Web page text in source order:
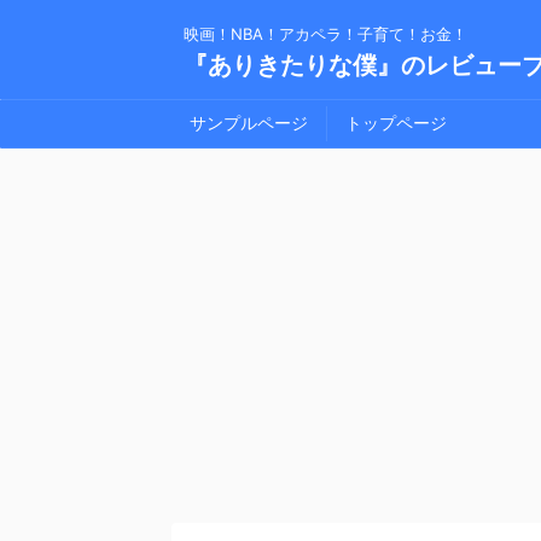
映画！NBA！アカペラ！子育て！お金！
『ありきたりな僕』のレビュー
サンプルページ トップページ